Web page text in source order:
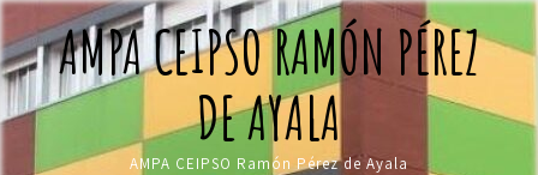
Skip
to
contentAMPA CEIPSO RAMÓN PÉREZ
DE AYALA
AMPA CEIPSO Ramón Pérez de Ayala